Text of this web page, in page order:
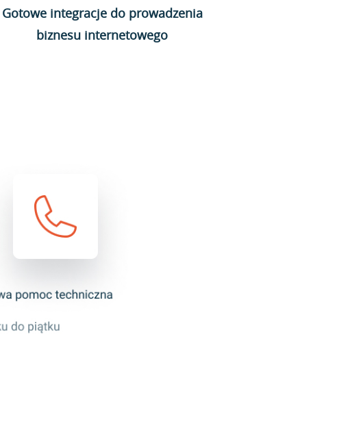
Gotowe integracje do prowadzenia
biznesu internetowego